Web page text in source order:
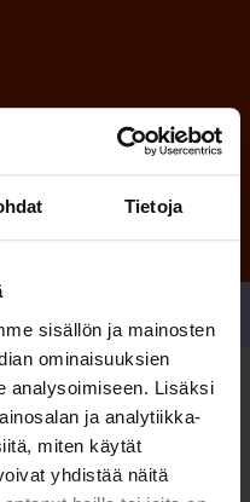
Tietoja
sisällön ja mainosten
ominaisuuksien
analysoimiseen. Lisäksi
ja analytiikka-
miten käytät
yhdistää näitä